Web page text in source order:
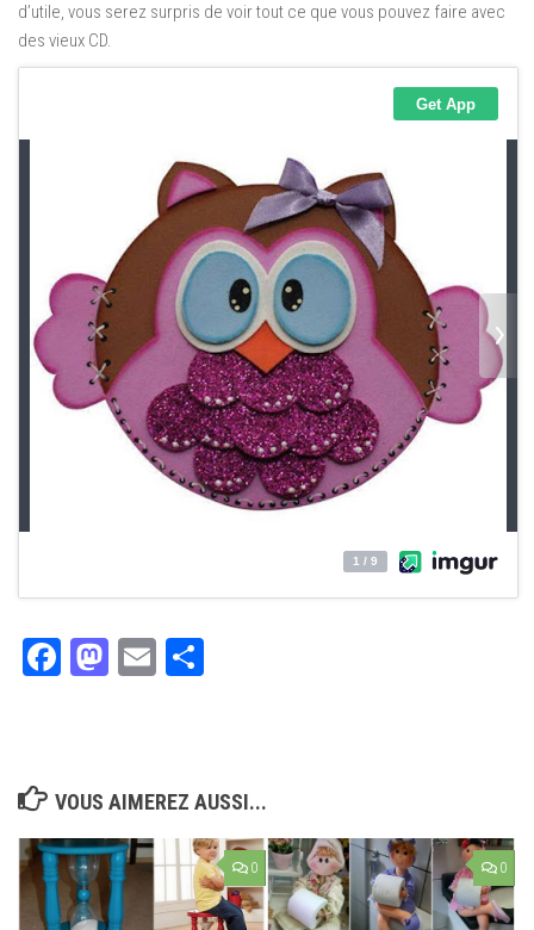
d’utile, vous serez surpris de voir tout ce que vous pouvez faire avec
des vieux CD.
Facebook
Mastodon
Email
VOUS AIMEREZ AUSSI...
0 0